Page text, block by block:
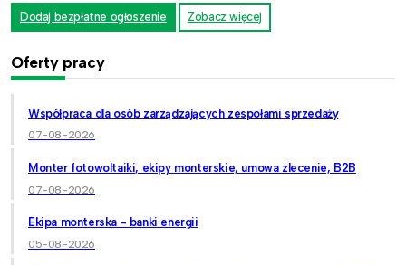
Dodaj bezpłatne ogłoszenie Zobacz więcej
Oferty pracy
Współpraca dla osób zarządzających zespołami sprzedaży
07-08-2026
Monter fotowoltaiki, ekipy monterskie, umowa zlecenie, B2B
07-08-2026
Ekipa monterska - banki energii
05-08-2026